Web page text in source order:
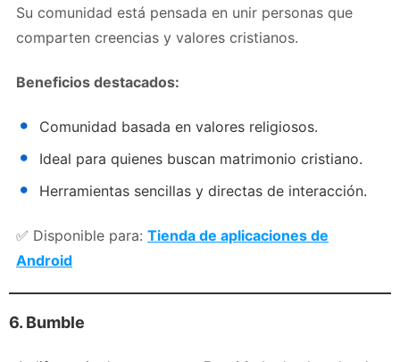
Su comunidad está pensada en unir personas que
comparten creencias y valores cristianos.
Beneficios destacados:
Comunidad basada en valores religiosos.
Ideal para quienes buscan matrimonio cristiano.
Herramientas sencillas y directas de interacción.
✅ Disponible para: Tienda de aplicaciones de
Android
6. Bumble